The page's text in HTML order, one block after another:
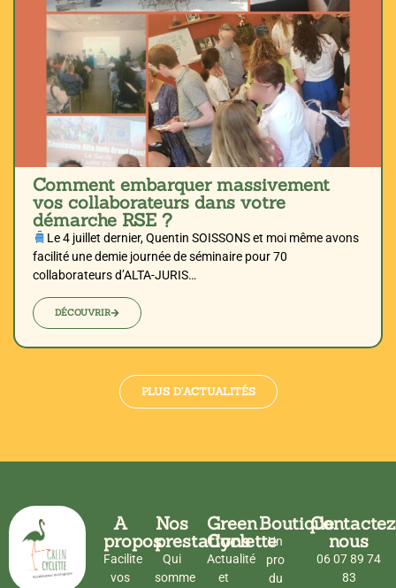
Comment embarquer massivement
vos collaborateurs dans votre
démarche RSE ?
Le 4 juillet dernier, Quentin SOISSONS et moi même avons
facilité une demie journée de séminaire pour 70
collaborateurs d’ALTA-JURIS…
DÉCOUVRIR
PLUS D'ACTUALITÉS
A
propos
Facilite
vos
Nos
prestations
Qui
somme
Green
Cyclette
Actualité
et
Boutique
Un
pro
du
nous
06 07 89 74
83